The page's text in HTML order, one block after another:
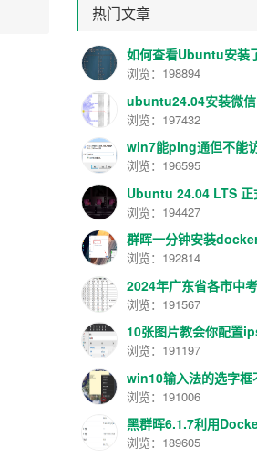
热门文章
浏览：198894
ubuntu24.04安装微信
浏览：197432
浏览：196595
浏览：194427
浏览：192814
浏览：191567
浏览：191197
浏览：191006
浏览：189605